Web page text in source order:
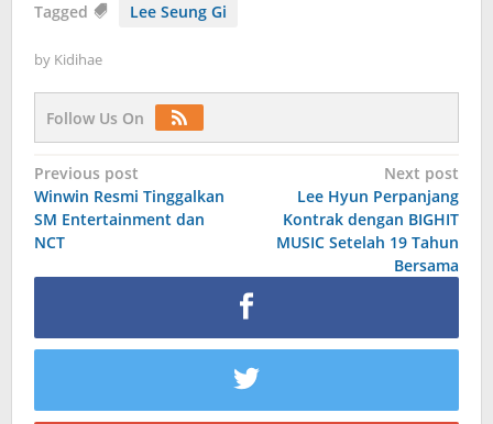
Tagged Lee Seung Gi
by Kidihae
Follow Us On
Post
navigation
Previous post
Winwin Resmi Tinggalkan
SM Entertainment dan
NCT
Next post
Lee Hyun Perpanjang
Kontrak dengan BIGHIT
MUSIC Setelah 19 Tahun
Bersama